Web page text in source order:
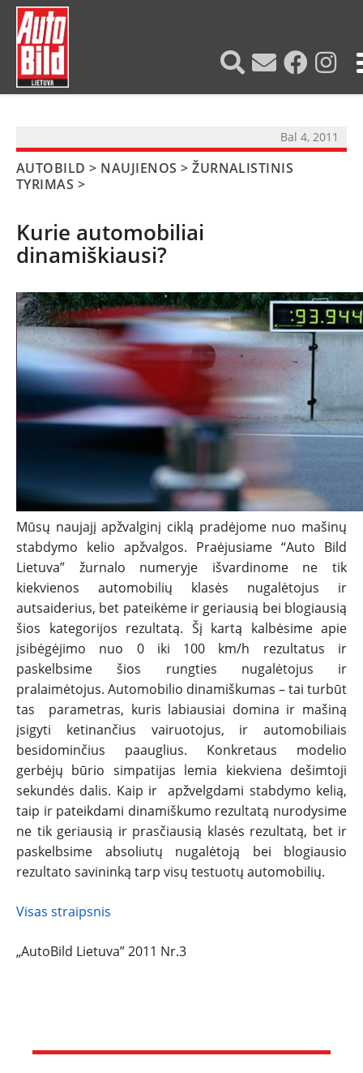
NAUJIENOS
TESTAI
NAUJI
NAUDOTI
REPORTAŽAI
SPORTAS
PATARIMAI
ĮVAIRENYBĖS
Bal 4, 2011
AUTOBILD > NAUJIENOS >ŽURNALISTINIS
TYRIMAS >
Kurie automobiliai
dinamiškiausi?
Mūsų naujajį apžvalginį ciklą pradėjome nuo mašinų
stabdymo kelio apžvalgos. Praėjusiame “Auto Bild
Lietuva” žurnalo numeryje išvardinome ne tik
kiekvienos automobilių klasės nugalėtojus ir
autsaiderius, bet pateikėme ir geriausią bei blogiausią
šios kategorijos rezultatą. Šį kartą kalbėsime apie
įsibėgėjimo nuo 0 iki 100 km/h rezultatus ir
paskelbsime šios rungties nugalėtojus ir
pralaimėtojus. Automobilio dinamiškumas – tai turbūt
tas parametras, kuris labiausiai domina ir mašiną
įsigyti ketinančius vairuotojus, ir automobiliais
besidominčius paauglius. Konkretaus modelio
gerbėjų būrio simpatijas lemia kiekviena dešimtoji
sekundės dalis. Kaip ir apžvelgdami stabdymo kelią,
taip ir pateikdami dinamiškumo rezultatą nurodysime
ne tik geriausią ir prasčiausią klasės rezultatą, bet ir
paskelbsime absoliutų nugalėtoją bei blogiausio
rezultato savininką tarp visų testuotų automobilių.
Visas straipsnis
„AutoBild Lietuva” 2011 Nr.3